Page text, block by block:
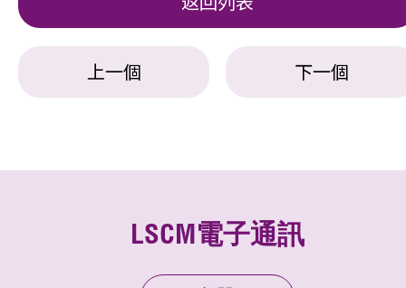
返回列表
上一個 下一個
LSCM電子通訊